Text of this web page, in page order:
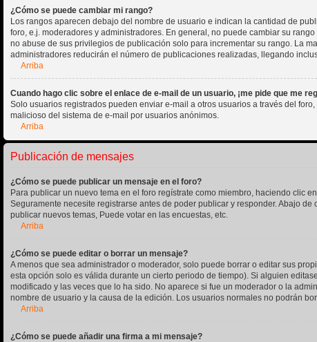
¿Cómo se puede cambiar mi rango?
Los rangos aparecen debajo del nombre de usuario e indican la cantidad de
foro, e.j. moderadores y administradores. En general, no puede cambiar su
no abuse de sus privilegios de publicación solo para incrementar su rango. La
administradores reducirán el número de publicaciones realizadas, llegando
Arriba
Cuando hago clic sobre el enlace de e-mail de un usuario, ¡me pide que me
Solo usuarios registrados pueden enviar e-mail a otros usuarios a través del
malicioso del sistema de e-mail por usuarios anónimos.
Arriba
Publicación de mensajes
¿Cómo se puede publicar un mensaje en el foro?
Para publicar un nuevo tema en el foro regístrate como miembro, haciendo clic
Seguramente necesite registrarse antes de poder publicar y responder. Abajo
publicar nuevos temas, Puede votar en las encuestas, etc.
Arriba
¿Cómo se puede editar o borrar un mensaje?
A menos que sea administrador o moderador, solo puede borrar o editar sus
esta opción solo es válida durante un cierto periodo de tiempo). Si alguien
modificado y las veces que lo ha sido. No aparece si fue un moderador o la
nombre de usuario y la causa de la edición. Los usuarios normales no podrán
Arriba
¿Cómo se puede añadir una firma a mi mensaje?